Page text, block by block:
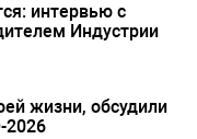
интервью с
Индустрии
жизни, обсудили
2026